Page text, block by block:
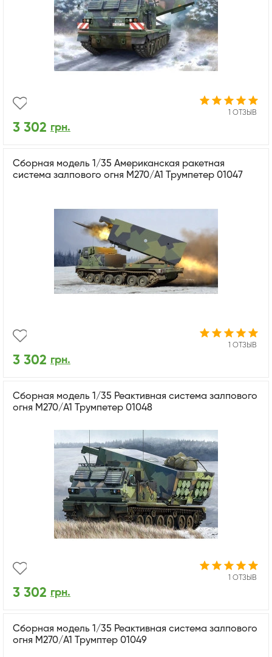
1 ОТЗЫВ
3 302 грн.
Сборная модель 1/35 Американская ракетная
система залпового огня M270/A1 Трумпетер 01047
1 ОТЗЫВ
3 302 грн.
Сборная модель 1/35 Реактивная система залпового
огня M270/A1 Трумпетер 01048
1 ОТЗЫВ
3 302 грн.
Сборная модель 1/35 Реактивная система залпового
огня M270/A1 Трумптер 01049